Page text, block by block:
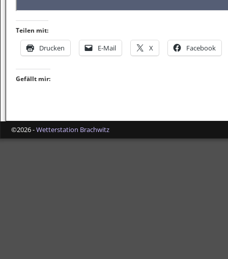
Teilen mit:
Drucken E-Mail X Facebook
Gefällt mir:
©2026 -Wetterstation Brachwitz